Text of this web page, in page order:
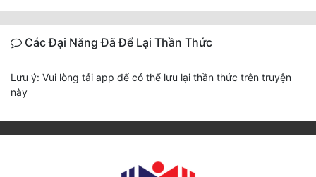
Các Đại Năng Đã Để Lại Thần Thức
Lưu ý: Vui lòng tải app để có thể lưu lại thần thức trên truyện
này